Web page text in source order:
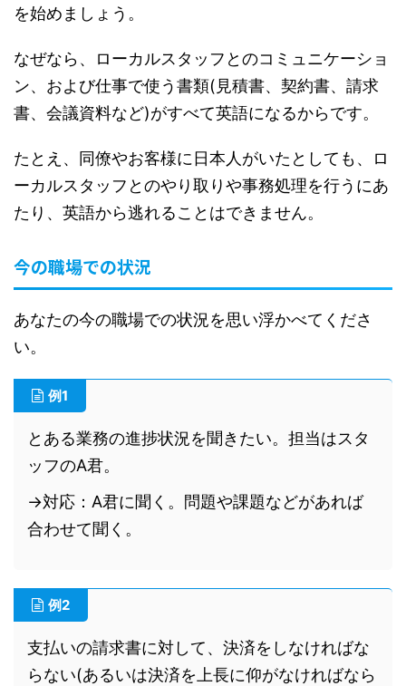
を始めましょう。
なぜなら、ローカルスタッフとのコミュニケーショ
ン、および仕事で使う書類(見積書、契約書、請求
書、会議資料など)がすべて英語になるからです。
たとえ、同僚やお客様に日本人がいたとしても、ロ
ーカルスタッフとのやり取りや事務処理を行うにあ
たり、英語から逃れることはできません。
今の職場での状況
あなたの今の職場での状況を思い浮かべてくださ
い。
例1
とある業務の進捗状況を聞きたい。担当はスタ
ッフのA君。
→対応：A君に聞く。問題や課題などがあれば
合わせて聞く。
例2
支払いの請求書に対して、決済をしなければな
らない(あるいは決済を上長に仰がなければなら